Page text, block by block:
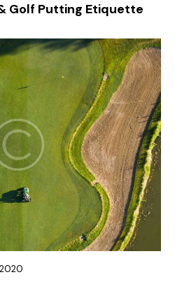
Golf Putting Etiquette